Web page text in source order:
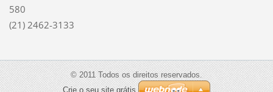
580
(21) 2462-3133
© 2011 Todos os direitos reservados.
Crie o seu site grátis